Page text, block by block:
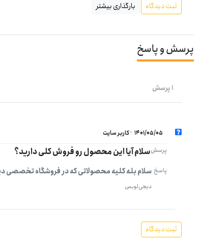
ثبت دیدگاه بارگذاری بیشتر
پرسش و پاسخ
1 پرسش
1401/05/05 کاربر سایت
پرسشسلام آیا این محصول رو فروش کلی دارید؟
پاسخ سلام بله کلیه محصولاتی که در فروشگاه
دیجی‌لوبس
ثبت دیدگاه